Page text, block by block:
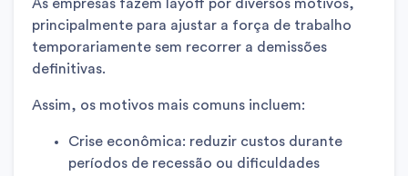
As empresas fazem layoff por diversos motivos,
principalmente para ajustar a força de trabalho
temporariamente sem recorrer a demissões
definitivas.
Assim, os motivos mais comuns incluem:
Crise econômica: reduzir custos durante
períodos de recessão ou dificuldades